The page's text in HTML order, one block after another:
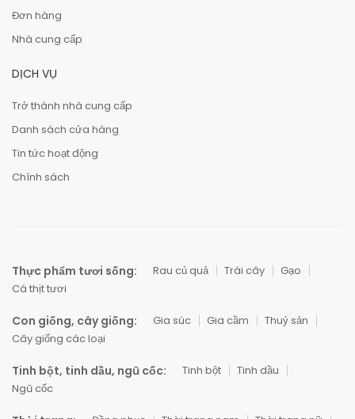
Đơn hàng
Nhà cung cấp
DỊCH VỤ
Trở thành nhà cung cấp
Danh sách cửa hàng
Tin tức hoạt động
Chính sách
Thực phẩm tươi sống: Rau củ quả Trái cây
Gạo
Cá thịt tươi
Con giống, cây giống: Gia súc Gia cầm
Thuỷ sản
Cây giống các loại
Tinh bột, tinh dầu, ngũ cốc: Tinh bột
Tinh dầu
Ngũ cốc